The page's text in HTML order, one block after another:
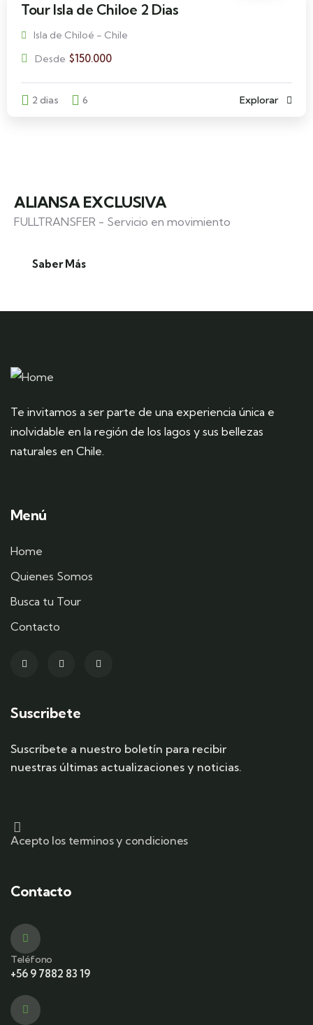
Tour Isla de Chiloe 2 Dias
Isla de Chiloé - Chile
Desde $150.000
2 dias 6 Explorar
ALIANSA EXCLUSIVA
FULLTRANSFER - Servicio en movimiento
Saber Más
Te invitamos a ser parte de una experiencia única e
inolvidable en la región de los lagos y sus bellezas
naturales en Chile.
Menú
Home
Quienes Somos
Busca tu Tour
Contacto
Suscribete
Suscríbete a nuestro boletín para recibir
nuestras últimas actualizaciones y noticias.
Acepto los terminos y condiciones
Contacto
Teléfono
+56 9 7882 83 19